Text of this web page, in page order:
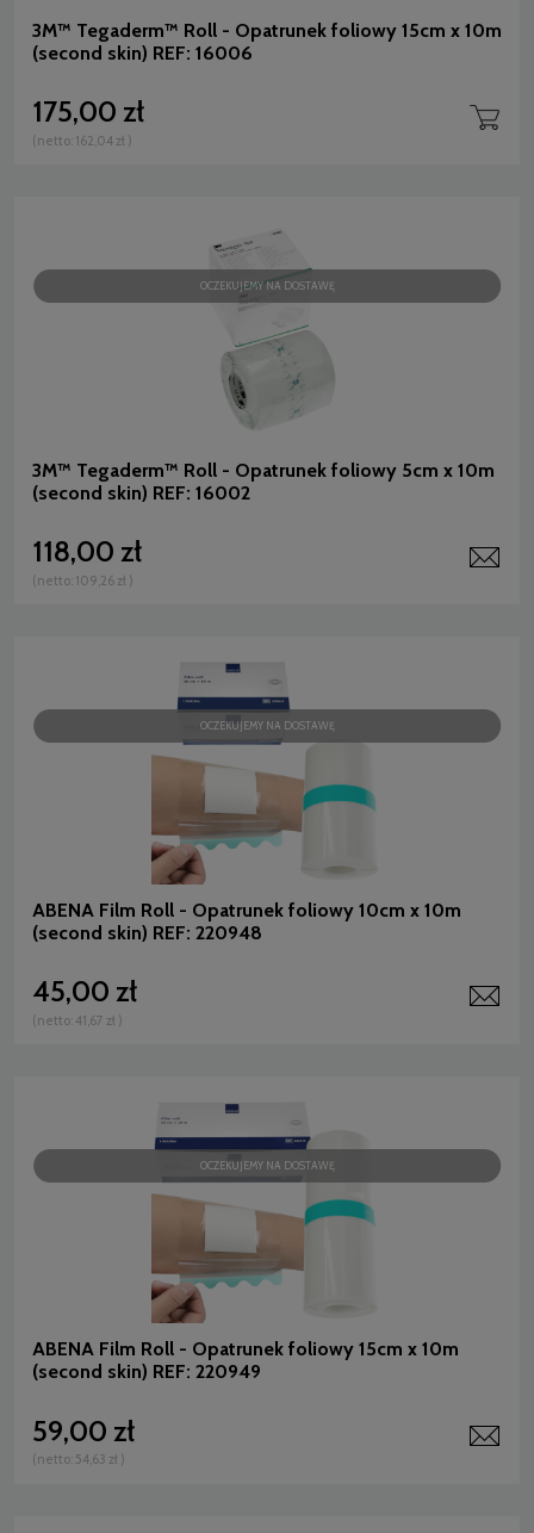
3M™ Tegaderm™ Roll - Opatrunek foliowy 15cm x 10m
(second skin) REF: 16006
175,00 zł
(netto: 162,04 zł )
3M™ Tegaderm™ Roll - Opatrunek foliowy 5cm x 10m
(second skin) REF: 16002
118,00 zł
(netto: 109,26 zł )
OCZEKUJEMY NA DOSTAWĘ
ABENA Film Roll - Opatrunek foliowy 10cm x 10m
(second skin) REF: 220948
45,00 zł
(netto: 41,67 zł )
OCZEKUJEMY NA DOSTAWĘ
ABENA Film Roll - Opatrunek foliowy 15cm x 10m
(second skin) REF: 220949
59,00 zł
(netto: 54,63 zł )
OCZEKUJEMY NA DOSTAWĘ